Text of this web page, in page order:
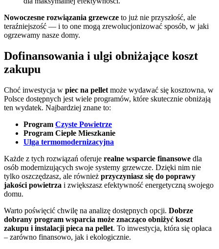
Nowoczesne rozwiązania grzewcze to już nie przyszłość, ale
teraźniejszość — i to one mogą zrewolucjonizować sposób, w jaki
ogrzewamy nasze domy.
Dofinansowania i ulgi obniżające koszt
zakupu
Choć inwestycja w piec na pellet może wydawać się kosztowna, w
Polsce dostępnych jest wiele programów, które skutecznie obniżają
ten wydatek. Najbardziej znane to:
Program Czyste Powietrze
Program Ciepłe Mieszkanie
Ulga termomodernizacyjna
Każde z tych rozwiązań oferuje realne wsparcie finansowe dla
osób modernizujących swoje systemy grzewcze. Dzięki nim nie
tylko oszczędzasz, ale również przyczyniasz się do poprawy
jakości powietrza i zwiększasz efektywność energetyczną swojego
domu.
Warto poświęcić chwilę na analizę dostępnych opcji. Dobrze
dobrany program wsparcia może znacząco obniżyć koszt
zakupu i instalacji pieca na pellet. To inwestycja, która się opłaca
– zarówno finansowo, jak i ekologicznie.